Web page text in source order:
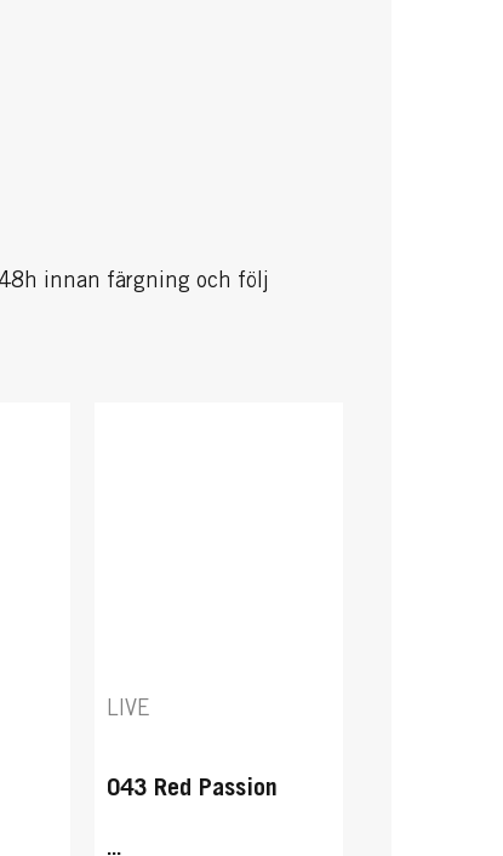
innan färgning och följ
LIVE
043 Red Passion
...